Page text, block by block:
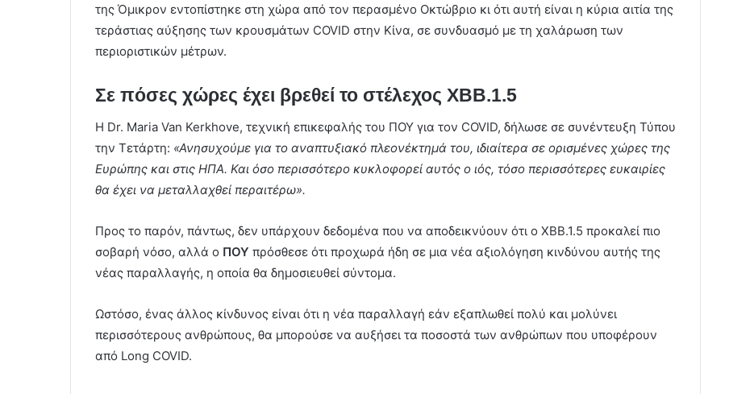
της Όμικρον εντοπίστηκε στη χώρα από τον περασμένο Οκτώβριο κι ότι αυτή είναι η κύρια αιτία της
τεράστιας αύξησης των κρουσμάτων COVID στην Κίνα, σε συνδυασμό με τη χαλάρωση των
περιοριστικών μέτρων.
Σε πόσες χώρες έχει βρεθεί το στέλεχος XBB.1.5
Η Dr. Maria Van Kerkhove, τεχνική επικεφαλής του ΠΟΥ για τον COVID, δήλωσε σε συνέντευξη Τύπου
την Τετάρτη: «Ανησυχούμε για το αναπτυξιακό πλεονέκτημά του, ιδιαίτερα σε ορισμένες χώρες της
Ευρώπης και στις ΗΠΑ. Και όσο περισσότερο κυκλοφορεί αυτός ο ιός, τόσο περισσότερες ευκαιρίες
θα έχει να μεταλλαχθεί περαιτέρω».
Προς το παρόν, πάντως, δεν υπάρχουν δεδομένα που να αποδεικνύουν ότι ο XBB.1.5 προκαλεί πιο
σοβαρή νόσο, αλλά ο ΠΟΥ πρόσθεσε ότι προχωρά ήδη σε μια νέα αξιολόγηση κινδύνου αυτής της
νέας παραλλαγής, η οποία θα δημοσιευθεί σύντομα.
Ωστόσο, ένας άλλος κίνδυνος είναι ότι η νέα παραλλαγή εάν εξαπλωθεί πολύ και μολύνει
περισσότερους ανθρώπους, θα μπορούσε να αυξήσει τα ποσοστά των ανθρώπων που υποφέρουν
από Long COVID.